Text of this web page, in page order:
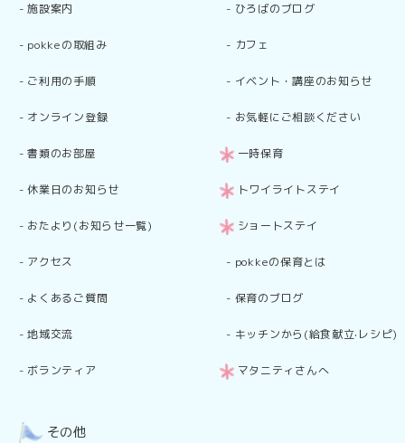
-施設案内
- pokkeの取組み
- ご利用の手順
- オンライン登録
-書類のお部屋
-休業日のお知らせ
- おたより(お知らせ一覧)
- アクセス
- よくあるご質問
-地域交流
- ボランティア
- ひろばのブログ
- カフェ
- イベント・講座のお知らせ
- お気軽にご相談ください
一時保育
トワイライトステイ
ショートステイ
- pokkeの保育とは
- 保育のブログ
- キッチンから(給食献立·レシピ)
マタニティさんへ
その他